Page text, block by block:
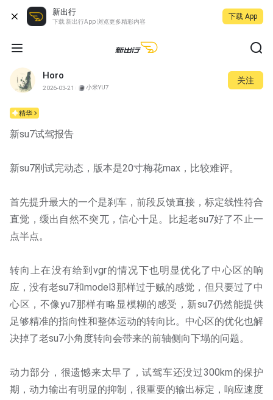
新出行
下载 新出行App 浏览更多精彩内容
下载 App
Horo
2026-03-21 小米YU7
关注
精华
新su7试驾报告
新su7刚试完动态，版本是20寸梅花max，比较难评。
首先提升最大的一个是刹车，前段反馈直接，标定线性符合
直觉，缓出自然不突兀，信心十足。比起老su7好了不止一
点半点。
转向上在没有给到vgr的情况下也明显优化了中心区的响
应，没有老su7和model3那样过于贼的感觉，但只要过了中
心区，不像yu7那样有略显模糊的感受，新su7仍然能提供
足够精准的指向性和整体运动的转向比。中心区的优化也解
决掉了老su7小角度转向会带来的前轴侧向下塌的问题。
动力部分，很遗憾来太早了，试驾车还没过300km的保护
期，动力输出有明显的抑制，很重要的输出标定，响应速度